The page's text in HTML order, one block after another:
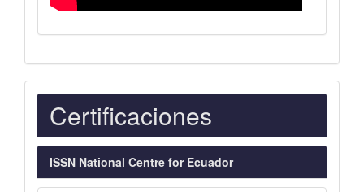
Indexaciones
Certificaciones
ISSN National Centre for Ecuador